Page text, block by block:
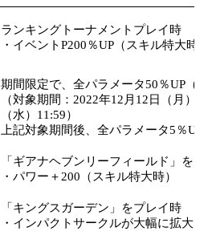
ランキングトーナメントプレイ時
・イベントP200％UP（スキル特大時
期間限定で、全パラメータ50％UP（
（対象期間：2022年12月12日（月）
（水）11:59）
上記対象期間後、全パラメータ5％
「ギアナヘブンリーフィールド」を
・パワー＋200（スキル特大時）
「キングスガーデン」をプレイ時
・インパクトサークルが大幅に拡大